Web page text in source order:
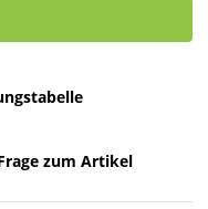
zum Artikel